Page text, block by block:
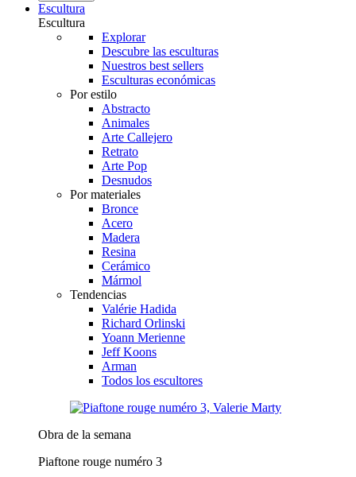
Escultura
Escultura
Explorar
Descubre las esculturas
Nuestros best sellers
Esculturas económicas
Por estilo
Abstracto
Animales
Arte Callejero
Retrato
Arte Pop
Desnudos
Por materiales
Bronce
Acero
Madera
Resina
Cerámico
Mármol
Tendencias
Valérie Hadida
Richard Orlinski
Yoann Merienne
Jeff Koons
Arman
Todos los escultores
Obra de la semana
Piaftone rouge numéro 3